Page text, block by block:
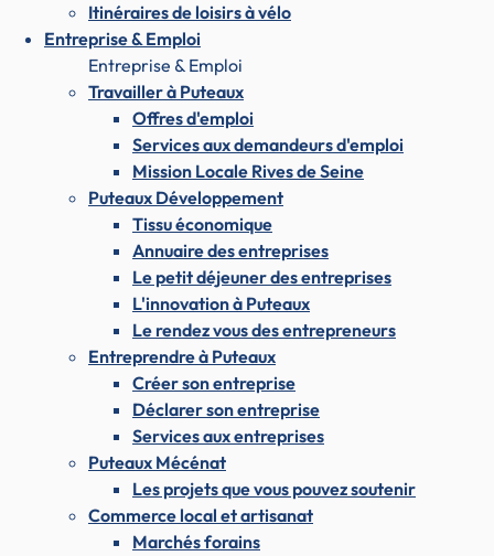
Itinéraires de loisirs à vélo
Entreprise & Emploi
Entreprise & Emploi
Travailler à Puteaux
Offres d'emploi
Services aux demandeurs d'emploi
Mission Locale Rives de Seine
Puteaux Développement
Tissu économique
Annuaire des entreprises
Le petit déjeuner des entreprises
L'innovation à Puteaux
Le rendez vous des entrepreneurs
Entreprendre à Puteaux
Créer son entreprise
Déclarer son entreprise
Services aux entreprises
Puteaux Mécénat
Les projets que vous pouvez soutenir
Commerce local et artisanat
Marchés forains